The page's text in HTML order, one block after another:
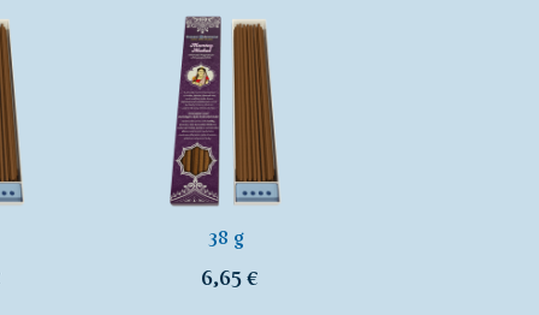
38 g
6,65 €